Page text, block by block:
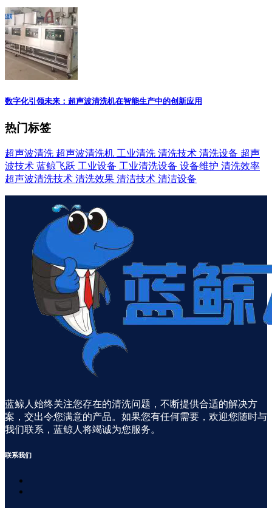
数字化引领未来：超声波清洗机在智能生产中的创新应用
热门标签
超声波清洗 超声波清洗机 工业清洗 清洗技术 清洗设备 超声
波技术 蓝鲸飞跃 工业设备 工业清洗设备 设备维护 清洗效率
超声波清洗技术 清洗效果 清洁技术 清洁设备
蓝鲸人始终关注您存在的清洗问题，不断提供合适的解决方
案，交出令您满意的产品。如果您有任何需要，欢迎您随时与
我们联系，蓝鲸人将竭诚为您服务。
联系我们